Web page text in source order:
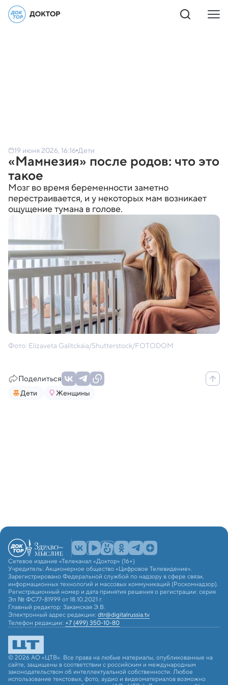
19 июня 2026, 16:16 Дети
«Мамнезия» после родов: что это
такое
Мозг во время беременности заметно
перестраивается, и у некоторых мам возникает
ощущение тумана в голове.
Фото: Elizaveta Galitckaia/Shutterstock/FOTODOM
Поделиться
Дети Женщины
Сетевое издание «Телеканал «Доктор» (16+)
Учредитель: Акционерное общество «Цифровое Телевидение».
Зарегистрировано Федеральной службой по надзору в сфере связи,
информационных технологий и массовых коммуникаций (Роскомнадзор).
Регистрационный номер и дата принятия решения о регистрации: серия
Эл № ФС77-81999 от 18.10.2021 г.
Главный редактор: Закамская Э.В.
Электронный адрес редакции: dtr@digitalrussia.tv
Телефон редакции: +7 (499) 350-10-80
© 2026 АО «ЦТВ». Все права на любые материалы, опубликованные на
сайте, защищены в соответствии с российским и международным
законодательством об интеллектуальной собственности. Любое
использование текстовых, фото, аудио и видеоматериалов возможно